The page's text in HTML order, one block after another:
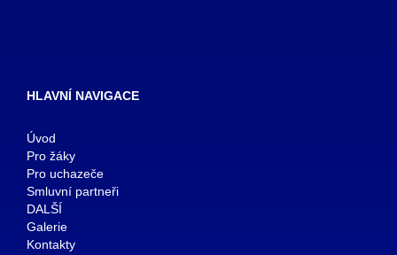
HLAVNÍ NAVIGACE
Úvod
Pro žáky
Pro uchazeče
Smluvní partneři
DALŠÍ
Galerie
Kontakty